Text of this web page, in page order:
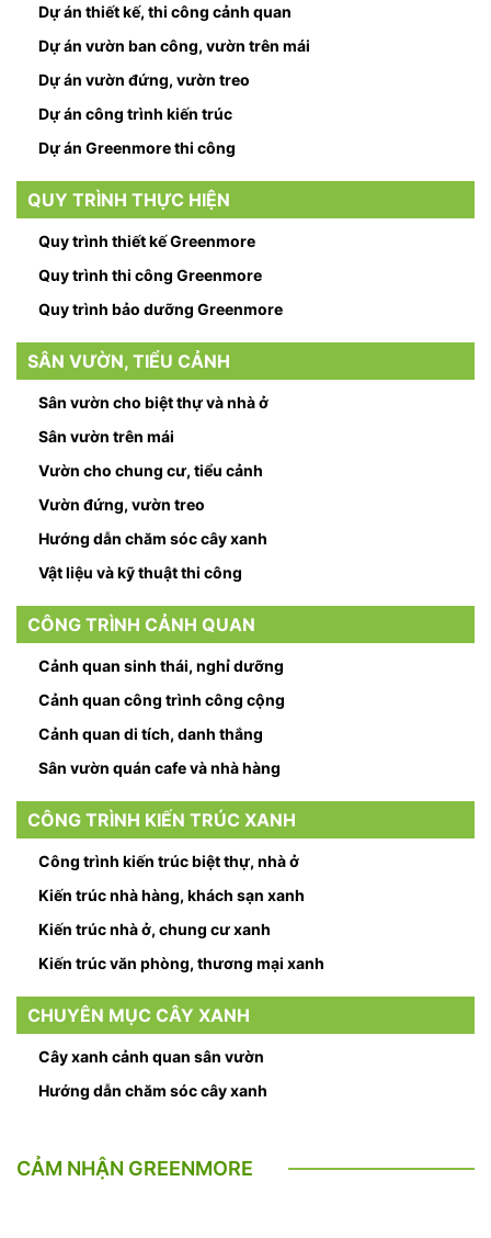
Dự án thiết kế, thi công cảnh quan
Dự án vườn ban công, vườn trên mái
Dự án vườn đứng, vườn treo
Dự án công trình kiến trúc
Dự án Greenmore thi công
QUY TRÌNH THỰC HIỆN
Quy trình thiết kế Greenmore
Quy trình thi công Greenmore
Quy trình bảo dưỡng Greenmore
SÂN VƯỜN, TIỂU CẢNH
Sân vườn cho biệt thự và nhà ở
Sân vườn trên mái
Vườn cho chung cư, tiểu cảnh
Vườn đứng, vườn treo
Hướng dẫn chăm sóc cây xanh
Vật liệu và kỹ thuật thi công
CÔNG TRÌNH CẢNH QUAN
Cảnh quan sinh thái, nghỉ dưỡng
Cảnh quan công trình công cộng
Cảnh quan di tích, danh thắng
Sân vườn quán cafe và nhà hàng
CÔNG TRÌNH KIẾN TRÚC XANH
Công trình kiến trúc biệt thự, nhà ở
Kiến trúc nhà hàng, khách sạn xanh
Kiến trúc nhà ở, chung cư xanh
Kiến trúc văn phòng, thương mại xanh
CHUYÊN MỤC CÂY XANH
Cây xanh cảnh quan sân vườn
Hướng dẫn chăm sóc cây xanh
CẢM NHẬN GREENMORE